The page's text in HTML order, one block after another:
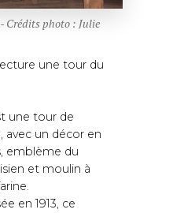
Crédits photo : Julie
une tour du
une tour de
avec un décor en
emblème du
et moulin à
en 1913, ce